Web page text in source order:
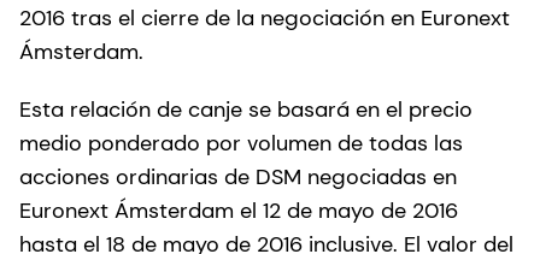
2016 tras el cierre de la negociación en Euronext
Ámsterdam.
Esta relación de canje se basará en el precio
medio ponderado por volumen de todas las
acciones ordinarias de DSM negociadas en
Euronext Ámsterdam el 12 de mayo de 2016
hasta el 18 de mayo de 2016 inclusive. El valor del